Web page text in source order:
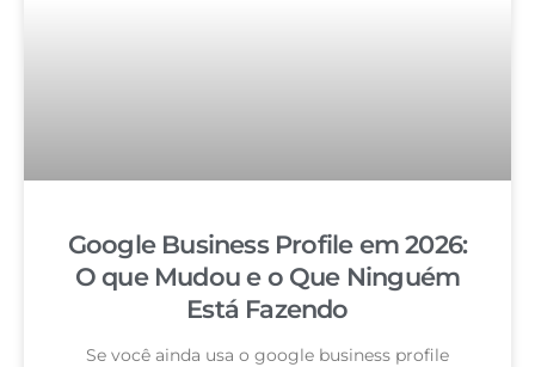
Google Business Profile em 2026:
O que Mudou e o Que Ninguém
Está Fazendo
Se você ainda usa o google business profile